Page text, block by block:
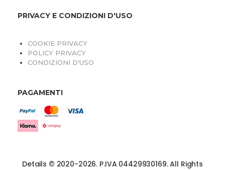
PRIVACY E CONDIZIONI D'USO
COOKIE PRIVACY
POLICY PRIVACY
CONDIZIONI D'USO
PAGAMENTI
Details © 2020-2026. P.IVA 04429930169. All Rights